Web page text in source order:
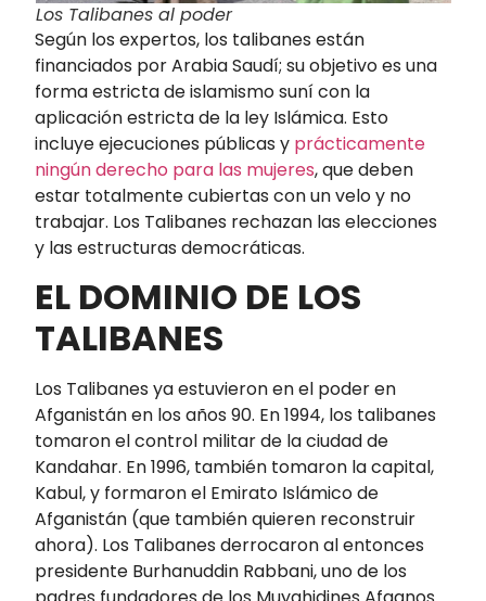
Los Talibanes al poder
Según los expertos, los talibanes están
financiados por Arabia Saudí; su objetivo es una
forma estricta de islamismo suní con la
aplicación estricta de la ley Islámica. Esto
incluye ejecuciones públicas y prácticamente
ningún derecho para las mujeres, que deben
estar totalmente cubiertas con un velo y no
trabajar. Los Talibanes rechazan las elecciones
y las estructuras democráticas.
EL DOMINIO DE LOS
TALIBANES
Los Talibanes ya estuvieron en el poder en
Afganistán en los años 90. En 1994, los talibanes
tomaron el control militar de la ciudad de
Kandahar. En 1996, también tomaron la capital,
Kabul, y formaron el Emirato Islámico de
Afganistán (que también quieren reconstruir
ahora). Los Talibanes derrocaron al entonces
presidente Burhanuddin Rabbani, uno de los